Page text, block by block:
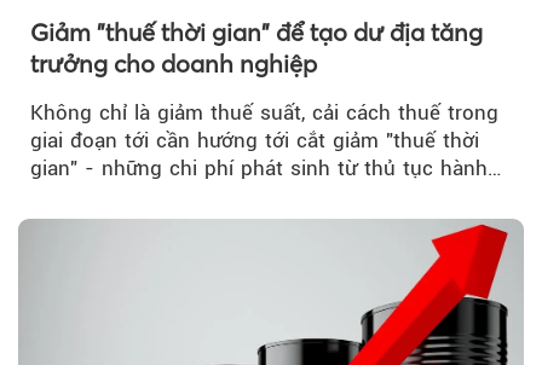
Giảm "thuế thời gian" để tạo dư địa tăng
trưởng cho doanh nghiệp
Không chỉ là giảm thuế suất, cải cách thuế trong
giai đoạn tới cần hướng tới cắt giảm "thuế thời
gian" - những chi phí phát sinh từ thủ tục hành